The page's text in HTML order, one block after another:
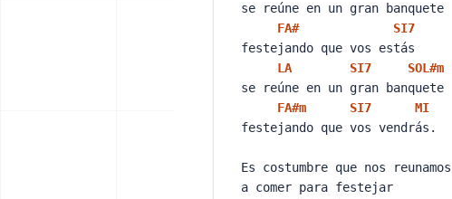
se reúne en un gran banquete
FA#
SI7
festejando que vos estás
LA
SI7 SOL#m
se reúne en un gran banquete
FA#m SI7
MI
festejando que vos vendrás.
Es costumbre que nos reunamos
a comer para festejar